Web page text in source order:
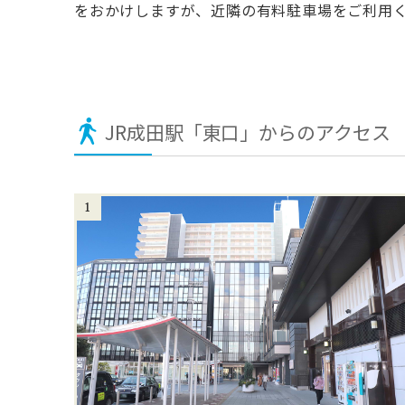
をおかけしますが、近隣の有料駐車場をご利用
JR成田駅「東口」からのアクセス